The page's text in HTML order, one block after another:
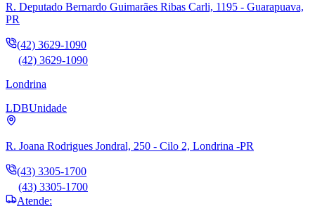
R. Deputado Bernardo Guimarães Ribas Carli, 1195 - Guarapuava,
PR
(42) 3629-1090
(42) 3629-1090
Londrina
LDBUnidade
R. Joana Rodrigues Jondral, 250 - Cilo 2, Londrina -PR
(43) 3305-1700
(43) 3305-1700
Atende: